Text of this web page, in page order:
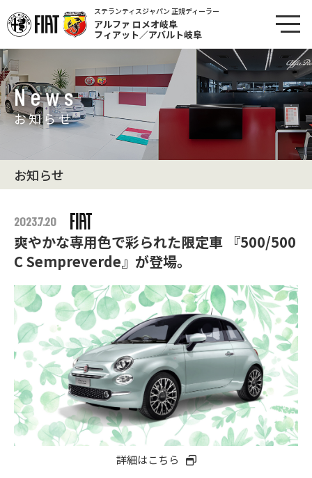
ステランティスジャパン 正規ディーラー
アルファ ロメオ岐阜
フィアット／アバルト岐阜
News
お知らせ
お知らせ
2023.7.20
爽やかな専用色で彩られた限定車 『500/500
C Sempreverde』が登場。
詳細はこちら